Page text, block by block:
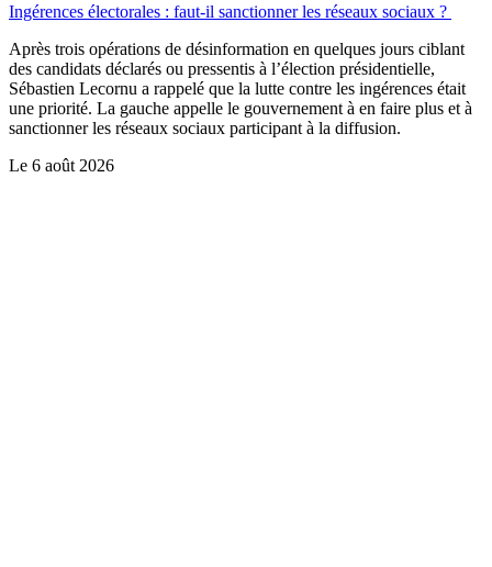
Ingérences électorales : faut-il sanctionner les réseaux sociaux ?
Après trois opérations de désinformation en quelques jours ciblant
des candidats déclarés ou pressentis à l’élection présidentielle,
Sébastien Lecornu a rappelé que la lutte contre les ingérences était
une priorité. La gauche appelle le gouvernement à en faire plus et à
sanctionner les réseaux sociaux participant à la diffusion.
Le 6 août 2026